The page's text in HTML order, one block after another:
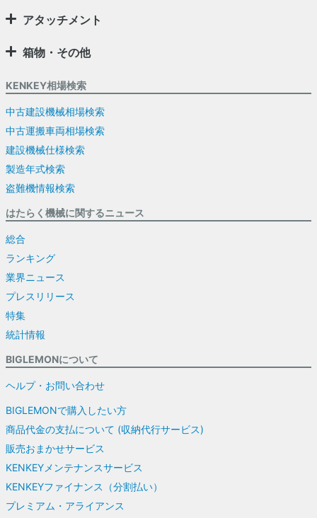
アタッチメント
箱物・その他
KENKEY相場検索
中古建設機械相場検索
中古運搬車両相場検索
建設機械仕様検索
製造年式検索
盗難機情報検索
はたらく機械に関するニュース
総合
ランキング
業界ニュース
プレスリリース
特集
統計情報
BIGLEMONについて
ヘルプ・お問い合わせ
BIGLEMONで購入したい方
商品代金の支払について (収納代行サービス)
販売おまかせサービス
KENKEYメンテナンスサービス
KENKEYファイナンス（分割払い）
プレミアム・アライアンス